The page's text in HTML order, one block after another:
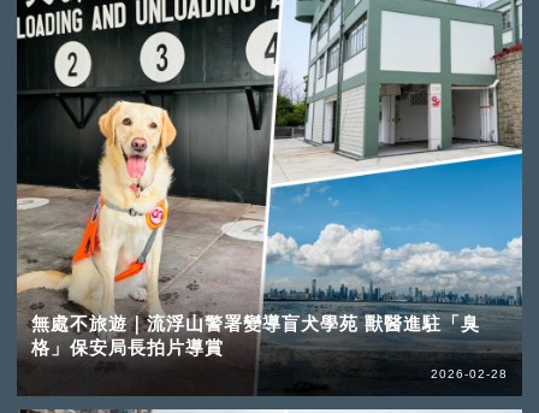
無處不旅遊｜流浮山警署變導盲犬學苑 獸醫進駐「臭
格」保安局長拍片導賞
2026-02-28